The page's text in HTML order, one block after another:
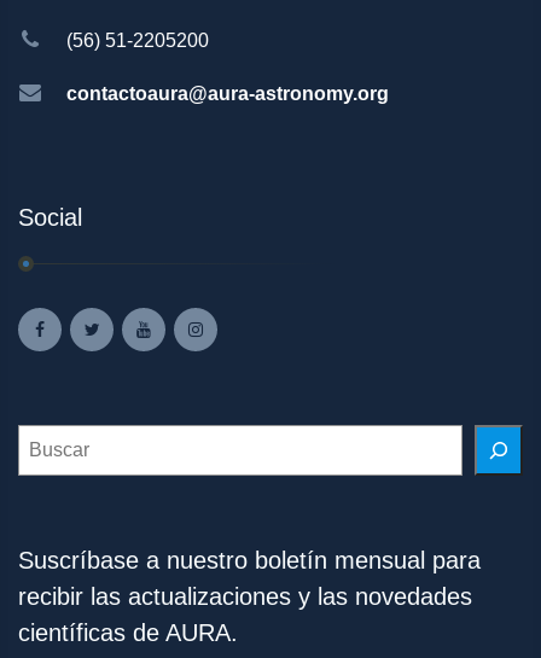
(56) 51-2205200
contactoaura@aura-astronomy.org
Social
Search
Suscríbase a nuestro boletín mensual para
recibir las actualizaciones y las novedades
científicas de AURA.